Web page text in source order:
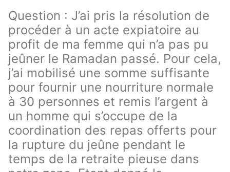
Question : J’ai pris la résolution de
procéder à un acte expiatoire au
profit de ma femme qui n’a pas pu
jeûner le Ramadan passé. Pour cela,
j’ai mobilisé une somme suffisante
pour fournir une nourriture normale
à 30 personnes et remis l’argent à
un homme qui s’occupe de la
coordination des repas offerts pour
la rupture du jeûne pendant le
temps de la retraite pieuse dans